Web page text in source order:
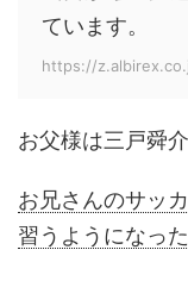
ています。
https://
お父様は三戸舜
お兄さんのサッ
習うようになった